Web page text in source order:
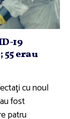
19
erau
cu noul
fost
patru